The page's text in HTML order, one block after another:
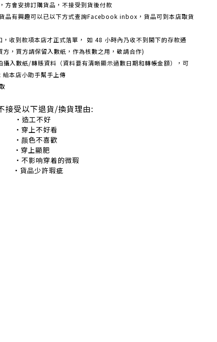
方會安排訂購貨品，不接受到貨後付款
品有興趣可以已以下方式查詢Facebook inbox，貨品可到本店取貨
，收到款項本店才正式落單， 如 48 小時內乃收不到閣下的存款通
，買方請保留入數紙，作為核數之用，敬請合作)
攝入數紙/轉賬資料（資料要有清晰顯示過數日期和轉帳金額），可
本店小助手幫手上傳
接受以下退貨/換貨理由:
工不好
上不好看
色不喜歡
上顯肥
响穿着的微瑕
貨品少許瑕疵